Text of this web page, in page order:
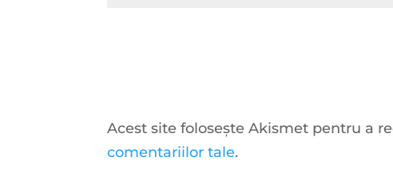
Acest site folosește Akismet pentru a
comentariilor tale.